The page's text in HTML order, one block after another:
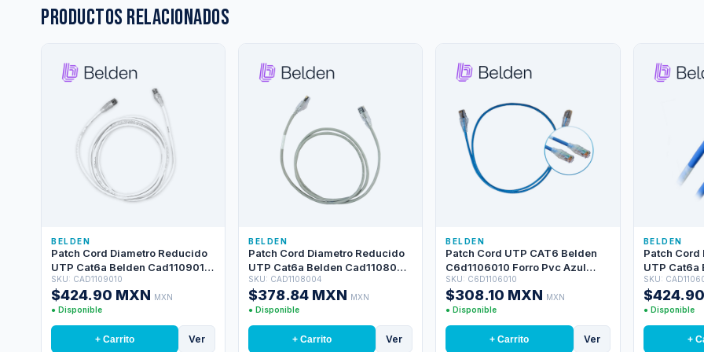
Productos relacionados
BELDEN
Patch Cord Diametro Reducido
UTP Cat6a Belden Cad1109010
/ Interior / Blanco / 4 Pares / 28
Awg / Forro Pvc / Cmr / 10 Pies 3
Metros
SKU: CAD1109010
$424.90 MXN MXN
● Disponible
+ Carrito Ver
BELDEN
Patch Cord Diametro Reducido
UTP Cat6a Belden Cad1108004
/ Interior / Gris / 4 Pares / 28
Awg / Forro Pvc / Cmr / 4 Pies
1.2 Metros
SKU: CAD1108004
$378.84 MXN MXN
● Disponible
+ Carrito Ver
BELDEN
Patch Cord UTP CAT6 Belden
C6d1106010 Forro Pvc Azul
Cmr-riser 4 Pares Calibre
Conductor 28 Awg Diametro
Reducido Cobre Estañado
Multifilar Uso Interior Partes
Relacionadas:conectores
SKU: C6D1106010
$308.10 MXN MXN
● Disponible
+ Carrito Ver
BELDEN
Patch Cord
UTP Cat6a
/ Interior /
Awg / Forro
Metros
SKU:
● Disponible
+